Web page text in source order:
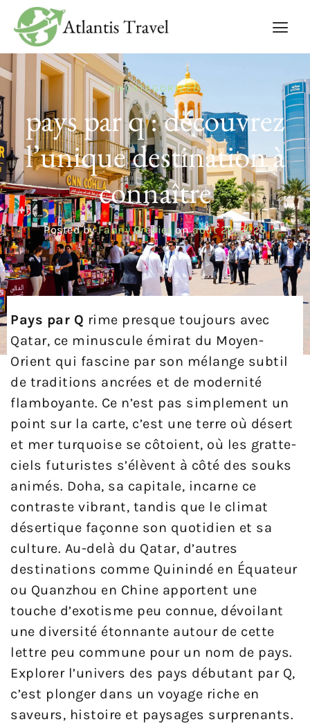
UNCATEGORIZED
pays par q : découvrez
l’unique destination à
connaître
Posted by Fanny Gredier on août 29, 2025
Pays par Q rime presque toujours avec
Qatar, ce minuscule émirat du Moyen-
Orient qui fascine par son mélange subtil
de traditions ancrées et de modernité
flamboyante. Ce n’est pas simplement un
point sur la carte, c’est une terre où désert
et mer turquoise se côtoient, où les gratte-
ciels futuristes s’élèvent à côté des souks
animés. Doha, sa capitale, incarne ce
contraste vibrant, tandis que le climat
désertique façonne son quotidien et sa
culture. Au-delà du Qatar, d’autres
destinations comme Quinindé en Équateur
ou Quanzhou en Chine apportent une
touche d’exotisme peu connue, dévoilant
une diversité étonnante autour de cette
lettre peu commune pour un nom de pays.
Explorer l’univers des pays débutant par Q,
c’est plonger dans un voyage riche en
saveurs, histoire et paysages surprenants.